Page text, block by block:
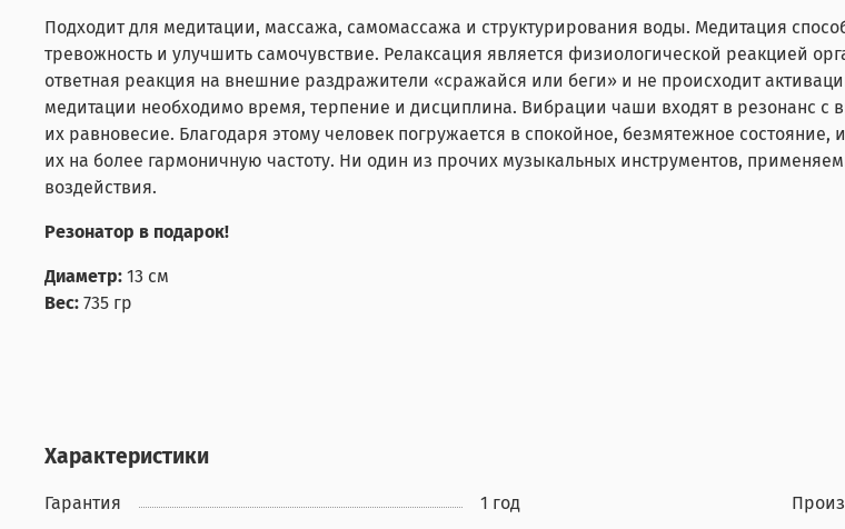
Подходит для медитации, массажа, самомассажа и структурирования воды. Медитация
тревожность и улучшить самочувствие. Релаксация является физиологической реакцией
ответная реакция на внешние раздражители «сражайся или беги» и не происходит
медитации необходимо время, терпение и дисциплина. Вибрации чаши входят в резонанс с
их равновесие. Благодаря этому человек погружается в спокойное, безмятежное
их на более гармоничную частоту. Ни один из прочих музыкальных инструментов,
воздействия.
Резонатор в подарок!
Диаметр: 13 см
Вес: 735 гр
Характеристики
Гарантия 1 год